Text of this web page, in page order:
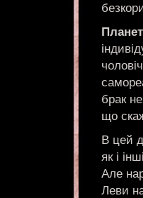
брак
що
В цей
як і
Але
Леви